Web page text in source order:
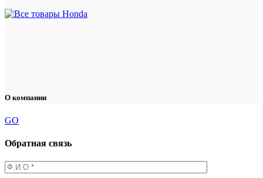
О компании
GO
Обратная связь